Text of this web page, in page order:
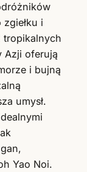
i
tropikalnych
Azji oferują
i bujną
umysł.
Yao Noi.